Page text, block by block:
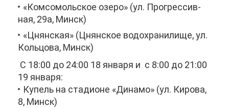
«Ком­со­моль­ское озе­ро» (ул. Про­грес­сив­
ная, 29а, Минск)
«Цнян­ская» (Цнян­ское во­до­хра­ни­ли­ще, ул.
Коль­цо­ва, Минск)
С 18:00 до 24:00 18 ян­ва­ря и с 8:00 до 21:00
19 ян­ва­ря:
Ку­пель на ста­ди­оне «Ди­на­мо» (ул. Ки­ро­ва,
8, Минск)